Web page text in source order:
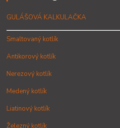
GULÁŠOVÁ KALKULAČKA
Smaltovaný kotlík
Antikorový kotlík
Nerezový kotlík
Medený kotlík
Liatinový kotlík
Železný kotlík